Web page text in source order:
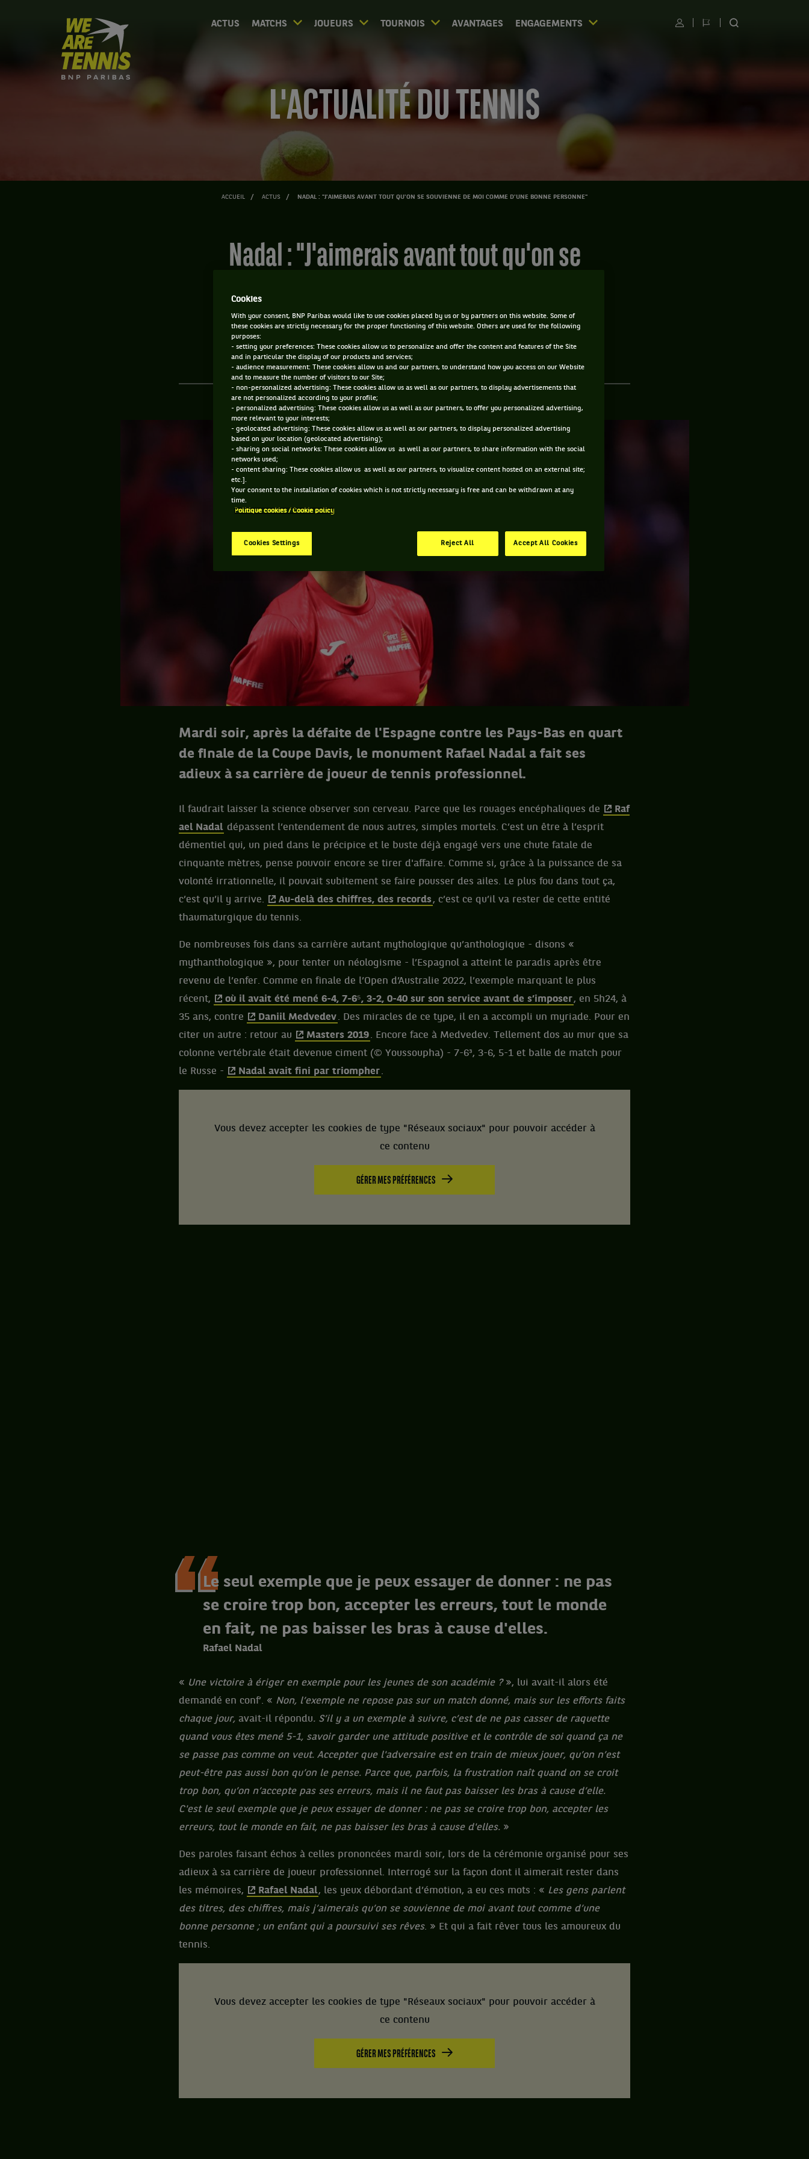
We
are
Tennis
by
BNP
ACTUS MATCHS JOUEURS TOURNOIS AVANTAGES ENGAGEMENTS UtilisateurChangerRECHERCHER
L'ACTUALITÉ DU TENNIS
ACCUEIL ACTUS NADAL : "J'AIMERAIS AVANT TOUT QU'ON SE SOUVIENNE DE MOI COMME D'UNE BONNE PERSONNE"
Nadal : "J'aimerais avant tout qu'on se
souvienne de moi comme d'une bonne
personne"
20 NOV. 2024, 17:51:00 PAR
Mardi soir, après la défaite de l'Espagne contre les Pays-Bas en quart
de finale de la Coupe Davis, le monument Rafael Nadal a fait ses
adieux à sa carrière de joueur de tennis professionnel.
Il faudrait laisser la science observer son cerveau. Parce que les rouages encéphaliques de
Raf
ael Nadal dépassent l’entendement de nous autres, simples mortels. C’est un être à l’esprit
démentiel qui, un pied dans le précipice et le buste déjà engagé vers une chute fatale de
cinquante mètres, pense pouvoir encore se tirer d'affaire. Comme si, grâce à la puissance de sa
volonté irrationnelle, il pouvait subitement se faire pousser des ailes. Le plus fou dans tout ça,
c’est qu’il y arrive.
Au-delà des chiffres, des records, c’est ce qu’il va rester de cette entité
thaumaturgique du tennis.
De nombreuses fois dans sa carrière autant mythologique qu’anthologique - disons «
mythanthologique », pour tenter un néologisme - l’Espagnol a atteint le paradis après être
revenu de l’enfer. Comme en finale de l’Open d’Australie 2022, l’exemple marquant le plus
récent,
où il avait été mené 6-4, 7-6⁵, 3-2, 0-40 sur son service avant de s’imposer, en 5h24, à
35 ans, contre
Daniil Medvedev. Des miracles de ce type, il en a accompli un myriade. Pour en
citer un autre : retour au
Masters 2019. Encore face à Medvedev. Tellement dos au mur que sa
colonne vertébrale était devenue ciment (© Youssoupha) - 7-6³, 3-6, 5-1 et balle de match pour
le Russe -
Nadal avait fini par triompher.
Vous devez accepter les cookies de type "Réseaux sociaux" pour pouvoir accéder à
ce contenu
GÉRER MES PRÉFÉRENCES
Le seul exemple que je peux essayer de donner : ne pas
se croire trop bon, accepter les erreurs, tout le monde
en fait, ne pas baisser les bras à cause d'elles.
Rafael Nadal
« Une victoire à ériger en exemple pour les jeunes de son académie ?», lui avait-il alors été
demandé en conf’. « Non, l’exemple ne repose pas sur un match donné, mais sur les efforts faits
chaque jour, avait-il répondu. S’il y a un exemple à suivre, c’est de ne pas casser de raquette
quand vous êtes mené 5-1, savoir garder une attitude positive et le contrôle de soi quand ça ne
se passe pas comme on veut. Accepter que l'adversaire est en train de mieux jouer, qu’on n’est
peut-être pas aussi bon qu’on le pense. Parce que, parfois, la frustration naît quand on se croit
trop bon, qu’on n’accepte pas ses erreurs, mais il ne faut pas baisser les bras à cause d’elle.
C'est le seul exemple que je peux essayer de donner : ne pas se croire trop bon, accepter les
erreurs, tout le monde en fait, ne pas baisser les bras à cause d'elles. »
Des paroles faisant échos à celles prononcées mardi soir, lors de la cérémonie organisé pour ses
adieux à sa carrière de joueur professionnel. Interrogé sur la façon dont il aimerait rester dans
les mémoires,
Rafael Nadal, les yeux débordant d’émotion, a eu ces mots : « Les gens parlent
des titres, des chiffres, mais j’aimerais qu’on se souvienne de moi avant tout comme d’une
bonne personne ; un enfant qui a poursuivi ses rêves. » Et qui a fait rêver tous les amoureux du
tennis.
Vous devez accepter les cookies de type "Réseaux sociaux" pour pouvoir accéder à
ce contenu
GÉRER MES PRÉFÉRENCES
Cookies
With your consent, BNP Paribas would like to use cookies placed by us or by partners on this website. Some of
these cookies are strictly necessary for the proper functioning of this website. Others are used for the following
purposes:
- setting your preferences: These cookies allow us to personalize and offer the content and features of the Site
and in particular the display of our products and services;
- audience measurement: These cookies allow us and our partners, to understand how you access on our Website
and to measure the number of visitors to our Site;
- non-personalized advertising: These cookies allow us as well as our partners, to display advertisements that
are not personalized according to your profile;
- personalized advertising: These cookies allow us as well as our partners, to offer you personalized advertising,
more relevant to your interests;
- geolocated advertising: These cookies allow us as well as our partners, to display personalized advertising
based on your location (geolocated advertising);
- sharing on social networks: These cookies allow us as well as our partners, to share information with the social
networks used;
- content sharing: These cookies allow us as well as our partners, to visualize content hosted on an external site;
etc.].
Your consent to the installation of cookies which is not strictly necessary is free and can be withdrawn at any
time.
Politique cookies / Cookie policy
Cookies Settings Reject All Accept All Cookies